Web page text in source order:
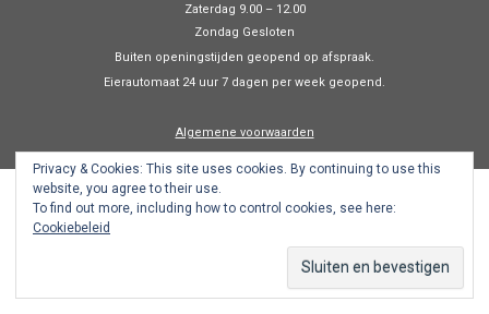
Zaterdag 9.00 – 12.00
Zondag Gesloten
Buiten openingstijden geopend op afspraak.
Eierautomaat 24 uur 7 dagen per week geopend.
Algemene voorwaarden
·© 2026
Customizr thema·
Terug naar boven
Privacy & Cookies: This site uses cookies. By continuing to use this
website, you agree to their use.
To find out more, including how to control cookies, see here:
Cookiebeleid